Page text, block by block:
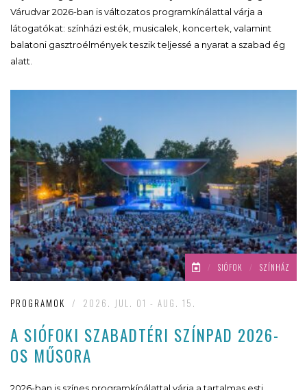
Várudvar 2026-ban is változatos programkínálattal várja a
látogatókat: színházi esték, musicalek, koncertek, valamint
balatoni gasztroélmények teszik teljessé a nyarat a szabad ég
alatt.
/ SIÓFOK / SZÍNHÁZ
PROGRAMOK / 2026. JUL. 01 - AUG. 15.
A SIÓFOKI SZABADTÉRI SZÍNPAD 2026-
OS MŰSORA
2026-ban is színes programkínálattal várja a tartalmas esti